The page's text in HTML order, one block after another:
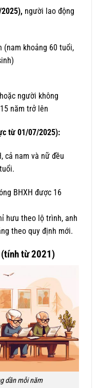
người lao động
khoảng 60 tuổi,
người không
năm trở lên
từ 01/07/2025):
cả nam và nữ đều
BHXH được 16
hưu theo lộ trình, anh
theo quy định mới.
từ 2021)
dần mỗi năm